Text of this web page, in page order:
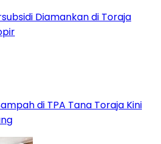
Diamankan di Toraja
di TPA Tana Toraja Kini